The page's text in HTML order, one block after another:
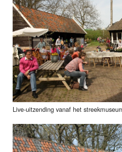
Video
Webcam
Info
Live-uitzending vanaf het